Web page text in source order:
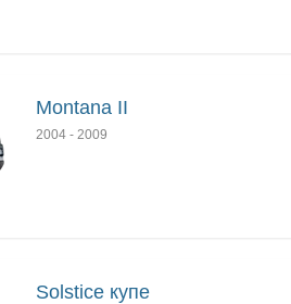
Montana II
2004 - 2009
Solstice купе